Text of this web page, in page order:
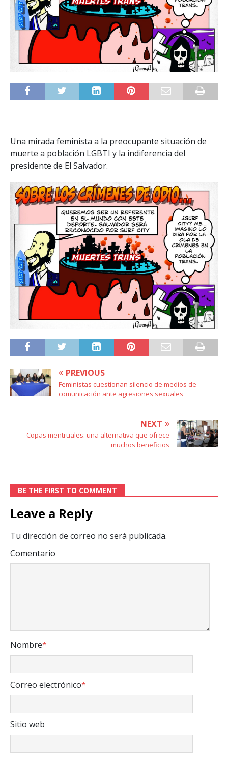
Una mirada feminista a la preocupante situación de
muerte a población LGBTI y la indiferencia del
presidente de El Salvador.
PREVIOUS
Feministas cuestionan silencio de medios de
comunicación ante agresiones sexuales
NEXT
Copas mentruales: una alternativa que ofrece
muchos beneficios
BE THE FIRST TO COMMENT
Leave a Reply
Tu dirección de correo no será publicada.
Comentario
Nombre*
Correo electrónico*
Sitio web